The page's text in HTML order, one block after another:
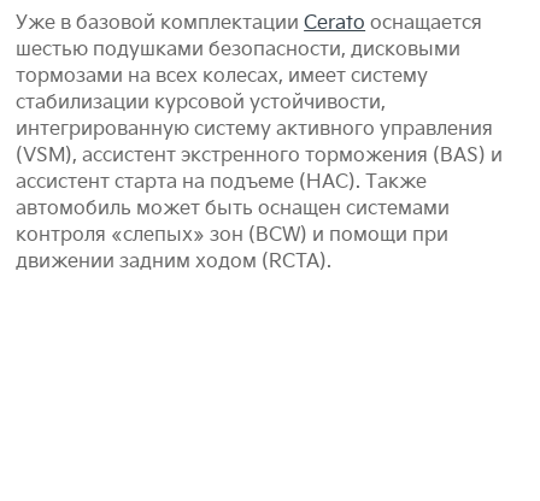
Уже в базовой комплектацииCerato оснащается
шестью подушками безопасности, дисковыми
тормозами на всех колесах, имеет систему
стабилизации курсовой устойчивости,
интегрированную систему активного управления
(VSM), ассистент экстренного торможения (BAS) и
ассистент старта на подъеме (НАС). Также
автомобиль может быть оснащен системами
контроля «слепых» зон (BCW) и помощи при
движении задним ходом (RCTA).